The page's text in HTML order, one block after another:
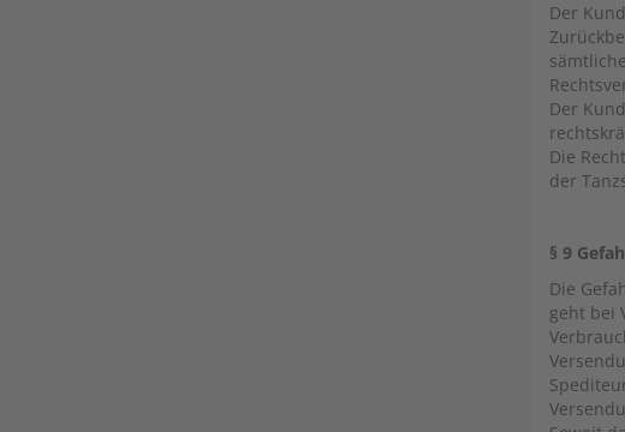
Der
Der
Die
der
§ 9
Die
geht bei